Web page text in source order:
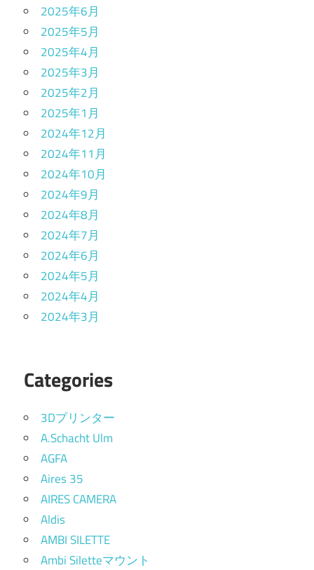
2025年6月
2025年5月
2025年4月
2025年3月
2025年2月
2025年1月
2024年12月
2024年11月
2024年10月
2024年9月
2024年8月
2024年7月
2024年6月
2024年5月
2024年4月
2024年3月
Categories
3Dプリンター
A.Schacht Ulm
AGFA
Aires 35
AIRES CAMERA
Aldis
AMBI SILETTE
Ambi Siletteマウント